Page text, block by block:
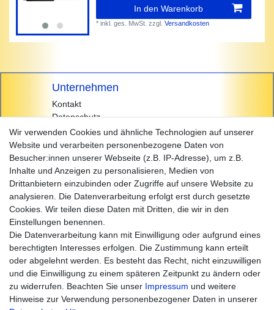
In den Warenkorb
*inkl. ges. MwSt. zzgl.Versandkosten
Unternehmen
Kontakt
Datenschutz
AGB
Impressum
Einkaufen
Zahlungsarten
Versandarten & -kosten
Widerrufsrecht
Warenkorb
Zur Kasse
Hilfe
Wir verwenden Cookies und ähnliche Technologien auf unserer
Website und verarbeiten personenbezogene Daten von
Besucher:innen unserer Webseite (z.B. IP-Adresse), um z.B.
Inhalte und Anzeigen zu personalisieren, Medien von
Drittanbietern einzubinden oder Zugriffe auf unsere Website zu
analysieren. Die Datenverarbeitung erfolgt erst durch gesetzte
Cookies. Wir teilen diese Daten mit Dritten, die wir in den
Einstellungen benennen.
Die Datenverarbeitung kann mit Einwilligung oder aufgrund eines
berechtigten Interesses erfolgen. Die Zustimmung kann erteilt
oder abgelehnt werden. Es besteht das Recht, nicht einzuwilligen
und die Einwilligung zu einem späteren Zeitpunkt zu ändern oder
zu widerrufen. Beachten Sie unser Impressum und weitere
Hinweise zur Verwendung personenbezogener Daten in unserer